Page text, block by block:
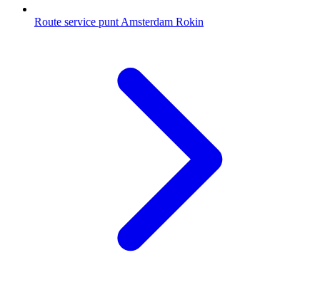
Route service punt Amsterdam Rokin